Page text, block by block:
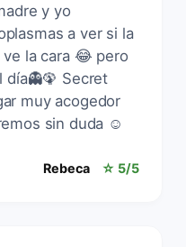
y yo
a ver si la
la cara 😂 pero
día👻🦚 Secret
muy acogedor
sin duda ☺️
Rebeca ☆ 5/5